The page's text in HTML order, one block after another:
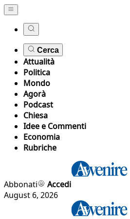
Cerca
Attualità
Politica
Mondo
Agorà
Podcast
Chiesa
Idee e Commenti
Economia
Rubriche
Abbonati
Accedi
August 6, 2026